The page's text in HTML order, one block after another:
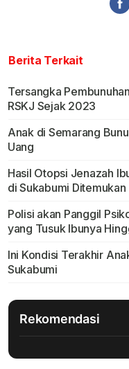
Berita Terkait
Tersangka
RSKJ Sejak 2023
Anak di Semarang
Uang
Hasil Otopsi Jenazah
di Sukabumi Ditemukan
Polisi akan Panggil
yang Tusuk Ibunya
Ini Kondisi Terakhir
Sukabumi
Rekomendasi